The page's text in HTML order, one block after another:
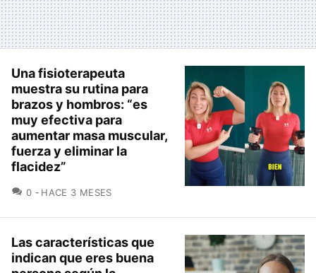
Una fisioterapeuta
muestra su rutina para
brazos y hombros: “es
muy efectiva para
aumentar masa muscular,
fuerza y eliminar la
flacidez”
0 COMENTARIOS
HACE 3 MESES
Las características que
indican que eres buena